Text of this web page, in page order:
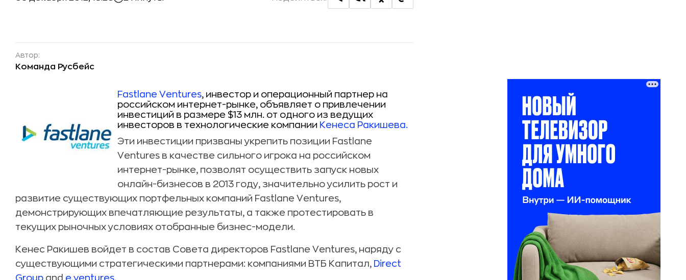
Автор:
Команда Русбейс
Fastlane Ventures, инвестор и операционный партнер на
российском интернет-рынке, объявляет о привлечении
инвестиций в размере $13 млн. от одного из ведущих
инвесторов в технологические компании Кенеса Ракишева.
Эти инвестиции призваны укрепить позиции Fastlane
Ventures в качестве сильного игрока на российском
интернет-рынке, позволят осуществить запуск новых
онлайн-бизнесов в 2013 году, значительно усилить рост и
развитие существующих портфельных компаний Fastlane Ventures,
демонстрирующих впечатляющие результаты, а также протестировать в
текущих рыночных условиях отобранные бизнес-модели.
Кенес Ракишев войдет в состав Совета директоров Fastlane Ventures, наряду с
существующими стратегическими партнерами: компаниями ВТБ Капитал, Direct
Group and e.ventures.